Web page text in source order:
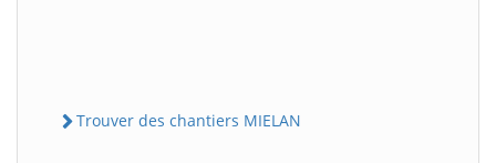
Trouver des chantiers MIELAN